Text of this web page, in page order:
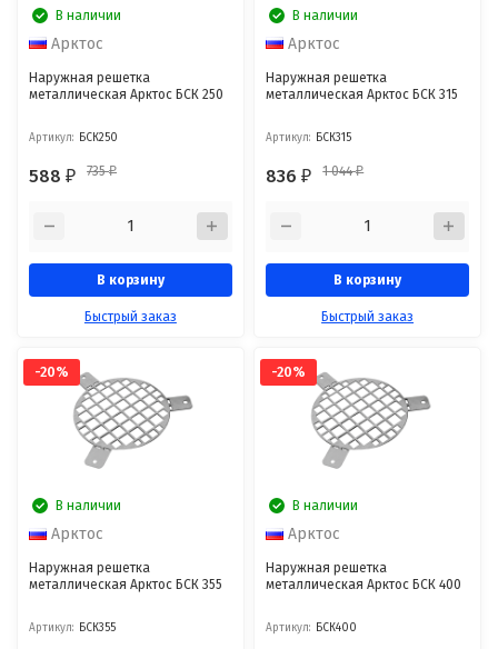
В наличии
Арктос
Наружная решетка
металлическая Арктос БСК 250
Артикул: БСК250
588₽ 735₽
В корзину
Быстрый заказ
В наличии
Арктос
Наружная решетка
металлическая Арктос БСК 315
Артикул: БСК315
836₽ 1 044₽
В корзину
Быстрый заказ
-20%
В наличии
Арктос
Наружная решетка
металлическая Арктос БСК 355
Артикул: БСК355
-20%
В наличии
Арктос
Наружная решетка
металлическая Арктос БСК 400
Артикул: БСК400